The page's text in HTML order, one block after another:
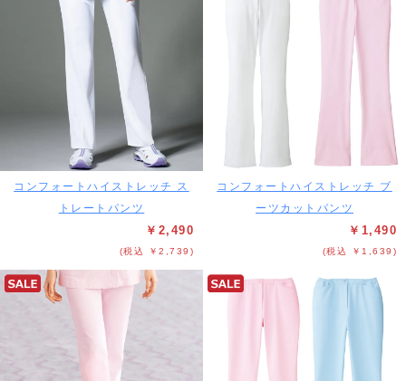
コンフォートハイストレッチ ス
トレートパンツ
￥2,490
(税込 ￥2,739)
コンフォートハイストレッチ ブ
ーツカットパンツ
￥1,490
(税込 ￥1,639)